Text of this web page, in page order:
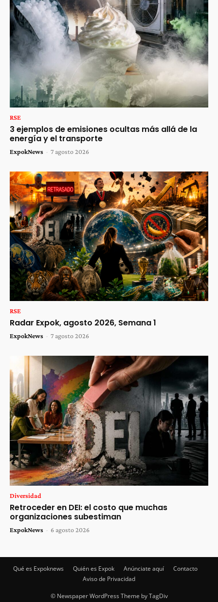
RSE
3 ejemplos de emisiones ocultas más allá de la
energía y el transporte
ExpokNews - 7 agosto 2026
RSE
Radar Expok, agosto 2026, Semana 1
ExpokNews - 7 agosto 2026
Diversidad
Retroceder en DEI: el costo que muchas
organizaciones subestiman
ExpokNews - 6 agosto 2026
Qué es Expoknews Quién es Expok Anúnciate aquí
Contacto
Aviso de Privacidad
© Newspaper WordPress Theme by TagDiv